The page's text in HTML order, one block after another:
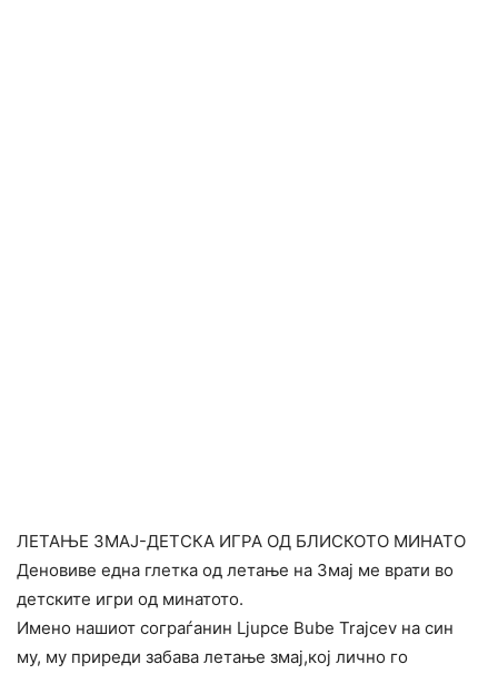
ЛЕТАЊЕ ЗМАЈ-ДЕТСКА ИГРА ОД БЛИСКОТО МИНАТО
Деновиве една глетка од летање на Змај ме врати во
детските игри од минатото.
Имено нашиот сограѓанин Ljupce Bube Trajcev на син
му, му приреди забава летање змај,кој лично го